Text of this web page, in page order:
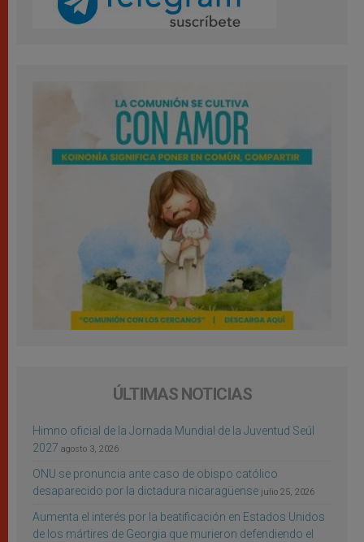
ÚLTIMAS NOTICIAS
Himno oficial de la Jornada Mundial de la Juventud Seúl
2027 agosto 3, 2026
ONU se pronuncia ante caso de obispo católico
desaparecido por la dictadura nicaragüense julio 25, 2026
Aumenta el interés por la beatificación en Estados Unidos
de los mártires de Georgia que murieron defendiendo el